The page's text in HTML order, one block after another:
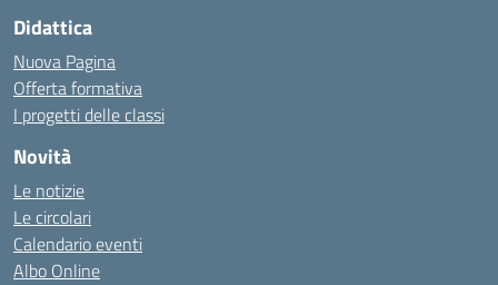
Didattica
Nuova Pagina
Offerta formativa
I progetti delle classi
Novità
Le notizie
Le circolari
Calendario eventi
Albo Online